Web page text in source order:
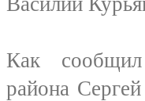
Как сообщил
района